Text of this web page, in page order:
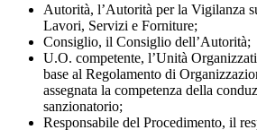
Autorità, l’Autorità per la Vigilanza
Lavori, Servizi e Forniture;
Consiglio, il Consiglio dell’Autorità;
U.O. competente, l’Unità
base al Regolamento di
assegnata la competenza della
sanzionatorio;
Responsabile del Procedimento, il